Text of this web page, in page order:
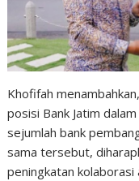
Khofifah
posisi Bank Jatim
sejumlah bank
sama tersebut,
peningkatan